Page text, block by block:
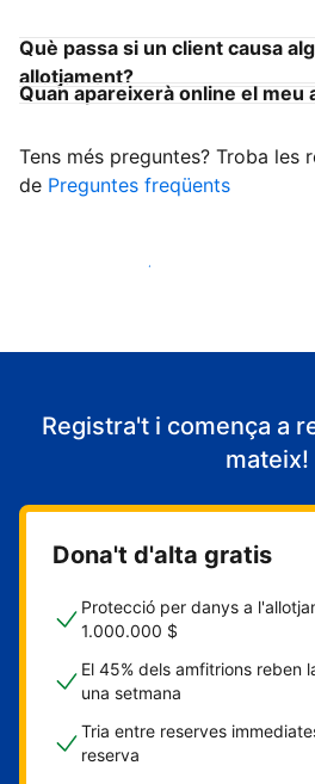
Què passa si un client causa
allotjament?
Quan apareixerà online el meu
Tens més preguntes? Troba les
de Preguntes freqüents
Comença a rebre clients
Registra't i comença a
mateix!
Dona't d'alta gratis
Protecció per danys a
1.000.000 $
El 45% dels amfitrions reben
una setmana
Tria entre reserves
reserva